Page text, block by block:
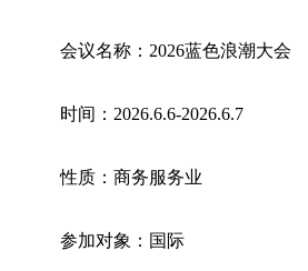
会议名称：2026蓝色浪潮大会
时间：2026.6.6-2026.6.7
性质：商务服务业
参加对象：国际